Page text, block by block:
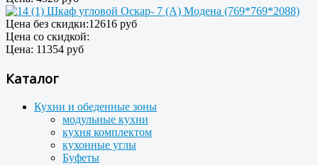
Шкаф угловой Оскар- 7 (А) Модена (769*769*2088)
Цена без скидки:12616 руб
Цена со скидкой:
Цена: 11354 руб
Каталог
Кухни и обеденные зоны
модульные кухни
кухня комплектом
кухонные углы
Буфеты